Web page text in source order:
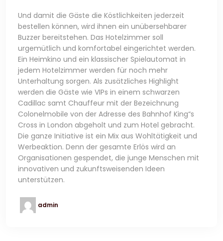
Und damit die Gäste die Köstlichkeiten jederzeit
bestellen können, wird ihnen ein unübersehbarer
Buzzer bereitstehen. Das Hotelzimmer soll
urgemütlich und komfortabel eingerichtet werden.
Ein Heimkino und ein klassischer Spielautomat in
jedem Hotelzimmer werden für noch mehr
Unterhaltung sorgen. Als zusätzliches Highlight
werden die Gäste wie VIPs in einem schwarzen
Cadillac samt Chauffeur mit der Bezeichnung
Colonelmobile von der Adresse des Bahnhof King“s
Cross in London abgeholt und zum Hotel gebracht.
Die ganze Initiative ist ein Mix aus Wohltätigkeit und
Werbeaktion. Denn der gesamte Erlös wird an
Organisationen gespendet, die junge Menschen mit
innovativen und zukunftsweisenden Ideen
unterstützen.
admin